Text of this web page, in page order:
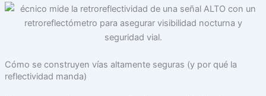
Cómo se construyen vías altamente seguras (y por qué la
reflectividad manda)